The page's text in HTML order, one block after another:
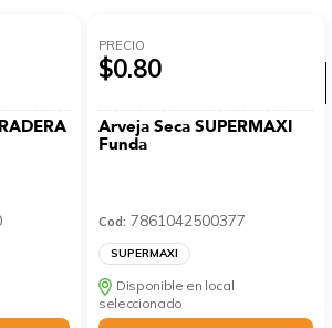
PRECIO
$0.80
Arveja Seca SUPERMAXI
Funda
Cod: 7861042500377
SUPERMAXI
Disponible en local
seleccionado